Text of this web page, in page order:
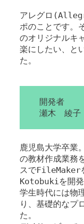
アレグロ
ポのことです。
のオリジナルキ
楽にしたい、と
た。
開発者
瀬木 綾子
鹿児島大学卒業
の教材作成業務
スでFileMaker
Kotobukiを開発
学生時代には物
り、基礎的なプ
た。